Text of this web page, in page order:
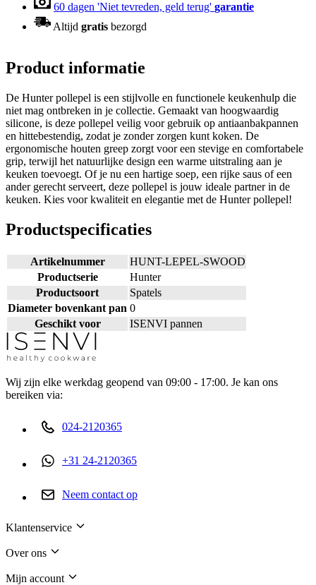
60 dagen 'Niet tevreden, geld terug' garantie
Altijd gratis bezorgd
Product informatie
De Hunter pollepel is een stijlvolle en functionele keukenhulp die
niet mag ontbreken in je collectie. Gemaakt van hoogwaardig
silicone, is deze pollepel veilig voor gebruik op antiaanbakpannen
en hittebestendig, zodat je zonder zorgen kunt koken. De
ergonomische houten greep zorgt voor een stevige en comfortabele
grip, terwijl het natuurlijke design een warme uitstraling aan je
keuken toevoegt. Of je nu een hartige soep, een rijke saus of een
ander gerecht serveert, deze pollepel is jouw ideale partner in de
keuken. Kies voor kwaliteit en elegantie met de Hunter pollepel!
Productspecificaties
Artikelnummer
HUNT-LEPEL-SWOOD
Productserie
Hunter
Productsoort
Spatels
Diameter bovenkant pan 0
Geschikt voor
ISENVI pannen
Wij zijn elke werkdag geopend van 09:00 - 17:00. Je kan ons
bereiken via:
024-2120365
+31 24-2120365
Neem contact op
Klantenservice
Over ons
Mijn account